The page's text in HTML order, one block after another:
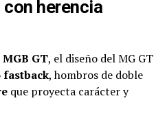
herencia
MGB GT, el diseño del MG GT
fastback, hombros de doble
que proyecta carácter y